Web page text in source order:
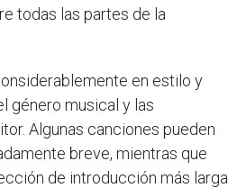
todas las partes de la
en estilo y
género musical y las
Algunas canciones pueden
breve, mientras que
de introducción más larga